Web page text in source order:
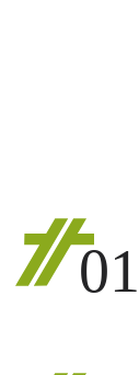
01